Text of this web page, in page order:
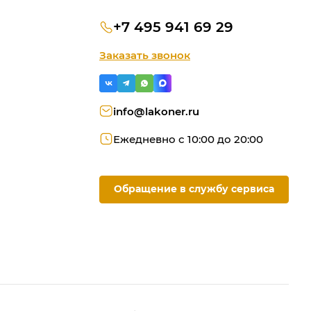
+7 495 941 69 29
Заказать звонок
info@lakoner.ru
Ежедневно с 10:00 до 20:00
Обращение в службу сервиса